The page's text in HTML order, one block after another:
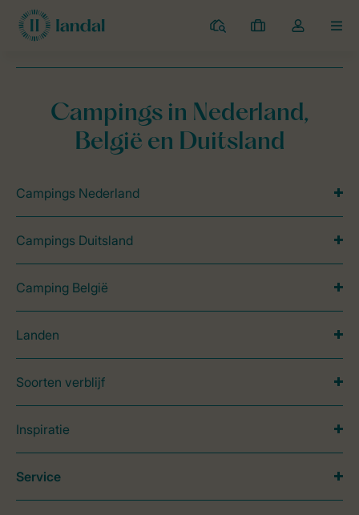
Campings
Mijn
Open
dropdown
mijn
account
Campings in Nederland,
België en Duitsland
Campings Nederland
Campings Duitsland
Camping België
Landen
Soorten verblijf
Inspiratie
Service